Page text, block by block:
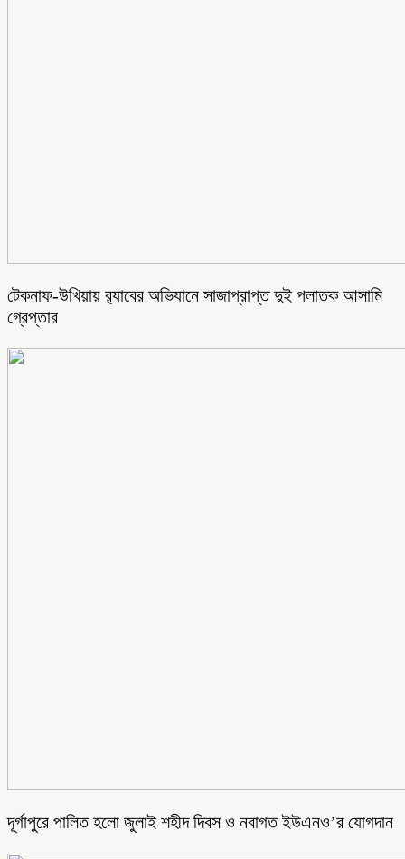
টেকনাফ-উখিয়ায় র‌্যাবের অভিযানে সাজাপ্রাপ্ত দুই পলাতক আসামি
গ্রেপ্তার
‎দূর্গাপুরে পালিত হলো জুলাই শহীদ দিবস ও নবাগত ইউএনও’র যোগদান ‎